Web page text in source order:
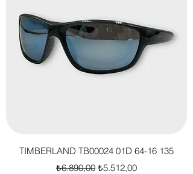
TIMBERLAND TB00024 01D 64-16 135
Normal Fiyat
₺6.890,00 İndirimli Fiyat
₺5.512,00